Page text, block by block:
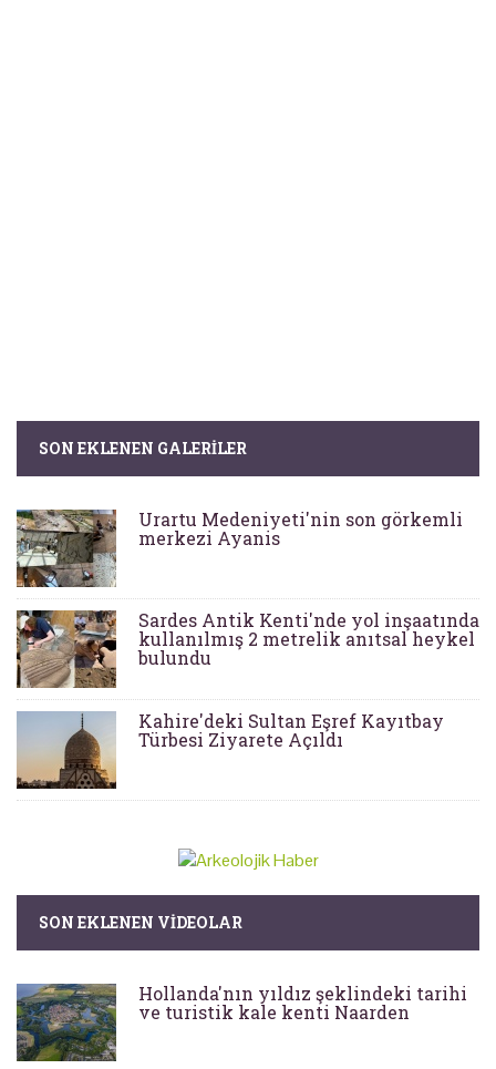
SON EKLENEN GALERILER
Urartu Medeniyeti'nin son görkemli
merkezi Ayanis
Sardes Antik Kenti'nde yol inşaatında
kullanılmış 2 metrelik anıtsal heykel
bulundu
Kahire'deki Sultan Eşref Kayıtbay
Türbesi Ziyarete Açıldı
SON EKLENEN VIDEOLAR
Hollanda'nın yıldız şeklindeki tarihi
ve turistik kale kenti Naarden